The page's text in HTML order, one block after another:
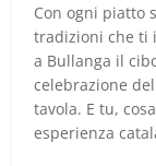
Con ogni piatto
tradizioni che ti
a Bullanga il
celebrazione
tavola. E tu,
esperienza